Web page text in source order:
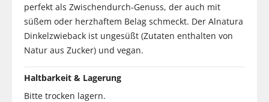
perfekt als Zwischendurch-Genuss, der auch mit
süßem oder herzhaftem Belag schmeckt. Der Alnatura
Dinkelzwieback ist ungesüßt (Zutaten enthalten von
Natur aus Zucker) und vegan.
Haltbarkeit & Lagerung
Bitte trocken lagern.